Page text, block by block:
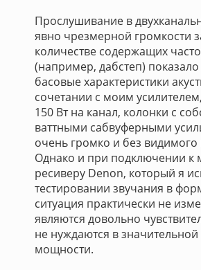
Прослушивание в
явно чрезмерной громкости
количестве содержащих
(например, дабстеп)
басовые характеристики
сочетании с моим
150 Вт на канал, колонки с
ваттными сабвуферными
очень громко и без
Однако и при подключении
ресиверу Denon, который я
тестировании звучания в
ситуация практически не
являются довольно
не нуждаются в
мощности.